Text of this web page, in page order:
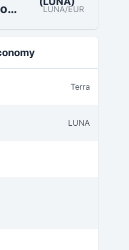
LUNA/EUR
Terra
LUNA